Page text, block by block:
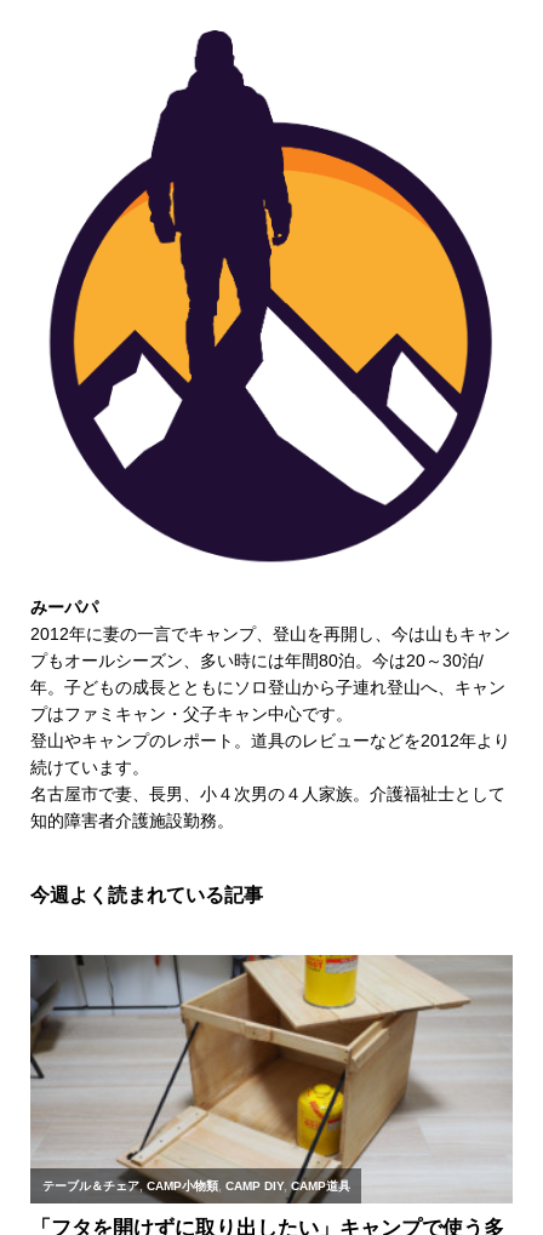
みーパパ
2012年に妻の一言でキャンプ、登山を再開し、今は山もキャン
プもオールシーズン、多い時には年間80泊。今は20～30泊/
年。子どもの成長とともにソロ登山から子連れ登山へ、キャン
プはファミキャン・父子キャン中心です。
登山やキャンプのレポート。道具のレビューなどを2012年より
続けています。
名古屋市で妻、長男、小４次男の４人家族。介護福祉士として
知的障害者介護施設勤務。
今週よく読まれている記事